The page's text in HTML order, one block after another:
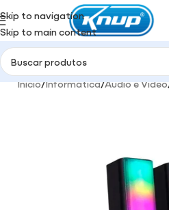
Skip to navigation
Skip to main content
Início/Informática/Audio e Video